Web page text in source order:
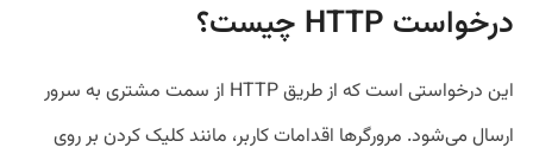
درخواست HTTP چیست؟
این درخواستی است که از طریق HTTP از سمت مشتری به سرور
ارسال می‌شود. مرورگرها اقدامات کاربر، مانند کلیک کردن بر روی